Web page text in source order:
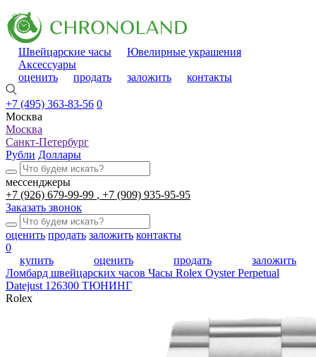
Швейцарские часы
Ювелирные украшения
Аксессуары
оценить
продать заложить контакты
+7 (495) 363-83-56 0
Москва
Москва
Санкт-Петербург
Рубли Доллары
мессенджеры
+7 (926) 679-99-99
+7 (909) 935-95-95
Заказать звонок
оценить продать заложить контакты
0
купить
оценить продать
заложить
Ломбард швейцарских часов Часы Rolex Oyster Perpetual
Datejust 126300 ТЮНИНГ
Rolex